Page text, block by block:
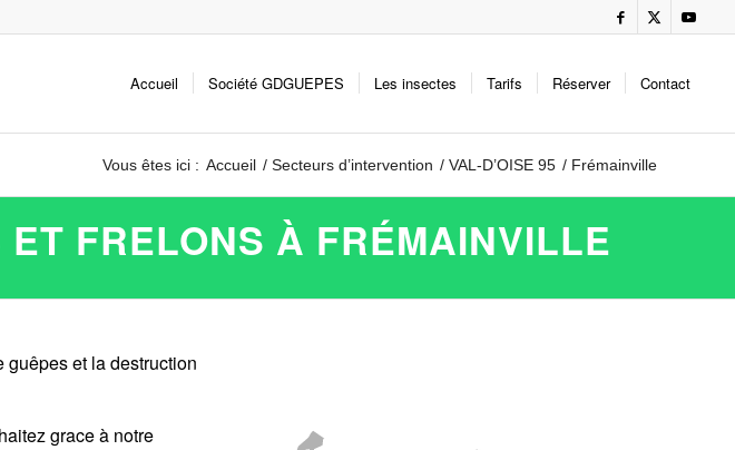
Accueil Société GDGUEPES Les insectes Tarifs Réserver Contact
Vous êtes ici : Accueil / Secteurs d’intervention / VAL-D’OISE 95 / Frémainville
FRELONS À FRÉMAINVILLE
et la destruction
grace à notre